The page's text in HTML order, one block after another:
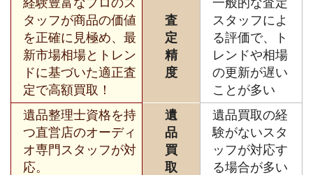
タッフが商品の価値
を正確に見極め、最
新市場相場とトレン
ドに基づいた適正査
定で高額買取！
査
定
精
度
スタッフによ
る評価で、ト
レンドや相場
の更新が遅い
ことが多い
遺品整理士資格を持
つ直営店のオーディ
オ専門スタッフが対
応。
遺
品
買
取
遺品買取の経
験がないスタ
ッフが対応す
る場合が多い